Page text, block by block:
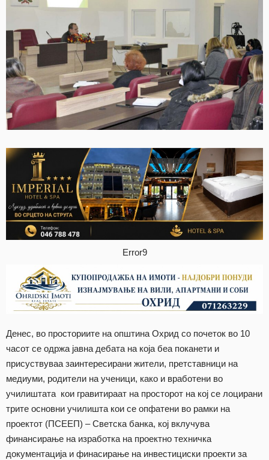
Error9
Денес, во просториите на општина Охрид со почеток во 10
часот се одржа јавна дебата на која беа поканети и
присуствуваа заинтересирани жители, претставници на
медиуми, родители на ученици, како и вработени во
училиштата кои гравитираат на просторот на кој се лоцирани
трите основни училишта кои се опфатени во рамки на
проектот (ПСЕЕП) – Светска банка, кој вклучува
финансирање на изработка на проектно техничка
документација и финасирање на инвестициски проекти за